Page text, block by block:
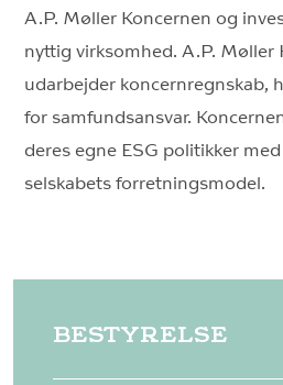
A.P. Møller Koncernen og
nyttig virksomhed. A.P.
udarbejder koncernregnskab,
for samfundsansvar.
deres egne ESG politikker
selskabets forretningsmodel.
BESTYRELSE